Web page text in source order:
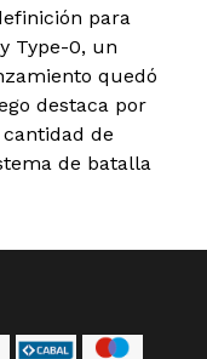
para
Type-0, un
quedó
destaca por
de
de batalla